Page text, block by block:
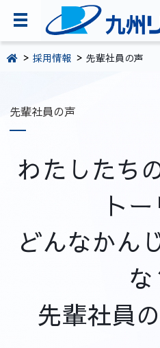
TOPページ
環境・CSR活動
採用情報
092-
採用情報 先輩社員の声
先輩社員の声
わたしたち
ト
どんなかん
な
先輩社員